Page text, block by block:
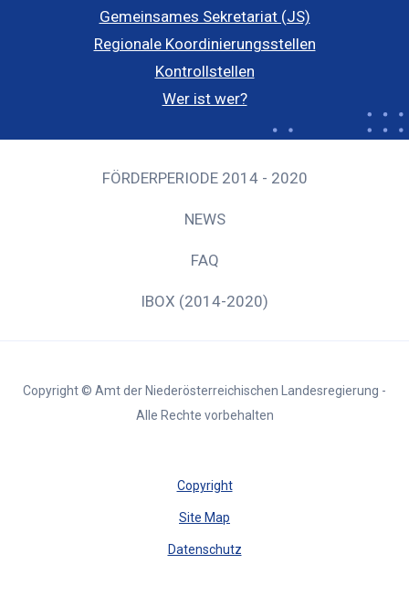
Gemeinsames Sekretariat (JS)
Regionale Koordinierungsstellen
Kontrollstellen
Wer ist wer?
FÖRDERPERIODE 2014 - 2020
NEWS
FAQ
IBOX (2014-2020)
Copyright © Amt der Niederösterreichischen Landesregierung -
Alle Rechte vorbehalten
Copyright
Site Map
Datenschutz